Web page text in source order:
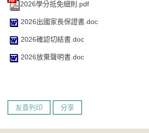
2026學分抵免細則.pdf
2026出國家長保證書.doc
2026確認切結書.doc
2026放棄聲明書.doc
友善列印 分享